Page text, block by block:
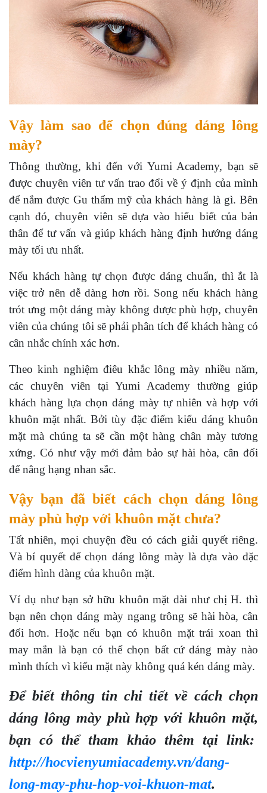
Vậy làm sao để chọn đúng dáng lông
mày?
Thông thường, khi đến với Yumi Academy, bạn sẽ
được chuyên viên tư vấn trao đổi về ý định của mình
để nắm được Gu thẩm mỹ của khách hàng là gì. Bên
cạnh đó, chuyên viên sẽ dựa vào hiểu biết của bản
thân để tư vấn và giúp khách hàng định hướng dáng
mày tối ưu nhất.
Nếu khách hàng tự chọn được dáng chuẩn, thì ắt là
việc trở nên dễ dàng hơn rồi. Song nếu khách hàng
trót ưng một dáng mày không được phù hợp, chuyên
viên của chúng tôi sẽ phải phân tích để khách hàng có
cân nhắc chính xác hơn.
Theo kinh nghiệm điêu khắc lông mày nhiều năm,
các chuyên viên tại Yumi Academy thường giúp
khách hàng lựa chọn dáng mày tự nhiên và hợp với
khuôn mặt nhất. Bởi tùy đặc điểm kiểu dáng khuôn
mặt mà chúng ta sẽ cần một hàng chân mày tương
xứng. Có như vậy mới đảm bảo sự hài hòa, cân đối
để nâng hạng nhan sắc.
Vậy bạn đã biết cách chọn dáng lông
mày phù hợp với khuôn mặt chưa?
Tất nhiên, mọi chuyện đều có cách giải quyết riêng.
Và bí quyết để chọn dáng lông mày là dựa vào đặc
điểm hình dàng của khuôn mặt.
Ví dụ như bạn sở hữu khuôn mặt dài như chị H. thì
bạn nên chọn dáng mày ngang trông sẽ hài hòa, cân
đối hơn. Hoặc nếu bạn có khuôn mặt trái xoan thì
may mắn là bạn có thể chọn bất cứ dáng mày nào
mình thích vì kiểu mặt này không quá kén dáng mày.
Để biết thông tin chi tiết về cách chọn
dáng lông mày phù hợp với khuôn mặt,
bạn có thể tham khảo thêm tại link:
http://hocvienyumiacademy.vn/dang-
long-may-phu-hop-voi-khuon-mat.